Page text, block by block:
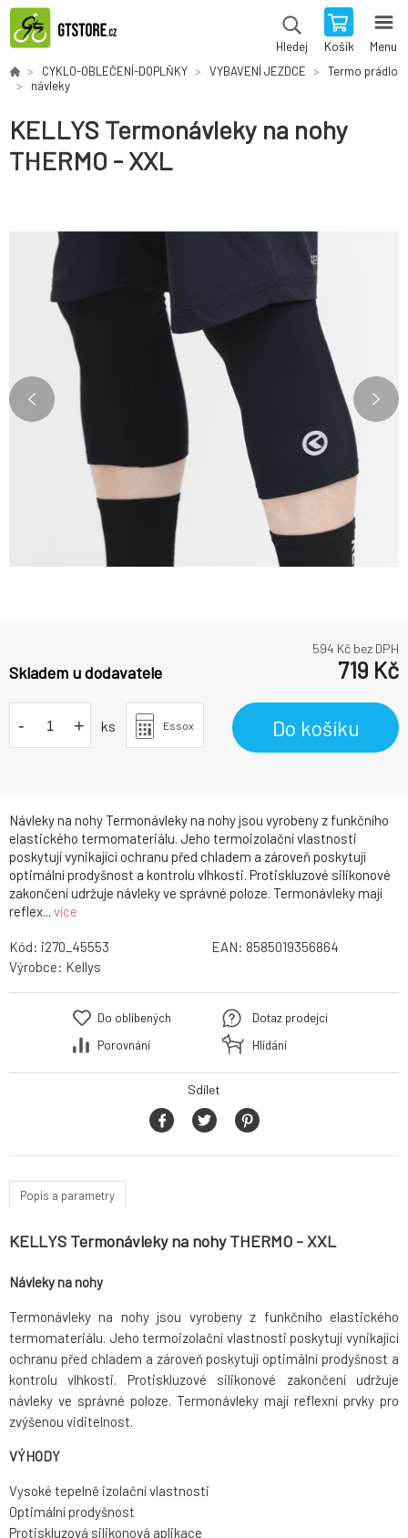
Hledej Košík Menu
CYKLO-OBLEČENÍ-DOPLŇKY VYBAVENÍ JEZDCE
Termo prádlo
návleky
KELLYS Termonávleky na nohy
THERMO - XXL
Návleky na nohy Termonávleky na nohy jsou vyrobeny z funkčního
elastického termomateriálu. Jeho termoizolační vlastnosti
poskytují vynikající ochranu před chladem a zároveň poskytují
optimální prodyšnost a kontrolu vlhkosti. Protiskluzové silikonové
zakončení udržuje návleky ve správné poloze. Termonávleky mají
reflex... více
594 Kč bez DPH
Skladem u dodavatele 719 Kč
- + ks Essox Do košíku
Kód: i270_45553 EAN: 8585019356864
Výrobce: Kellys
Do oblíbených
Porovnání
Dotaz prodejci
Hlídání
Sdílet
Popis a parametry
KELLYS Termonávleky na nohy THERMO - XXL
Návleky na nohy
Termonávleky na nohy jsou vyrobeny z funkčního elastického
termomateriálu. Jeho termoizolační vlastnosti poskytují vynikající
ochranu před chladem a zároveň poskytují optimální prodyšnost a
kontrolu vlhkosti. Protiskluzové silikonové zakončení udržuje
návleky ve správné poloze. Termonávleky mají reflexní prvky pro
zvýšenou viditelnost.
VÝHODY
Vysoké tepelně izolační vlastnosti
Optimální prodyšnost
Protiskluzová silikonová aplikace